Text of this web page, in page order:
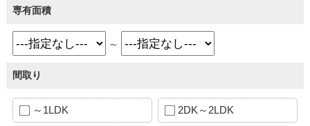
専有面積
～
間取り
～1LDK 2DK～2LDK